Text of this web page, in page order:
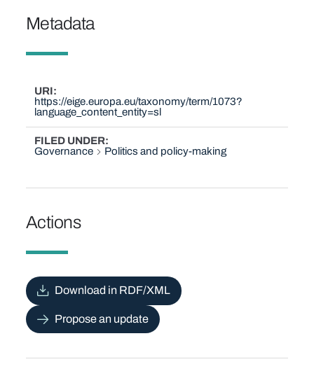
Metadata
URI
https://eige.europa.eu/taxonomy/term/1073?
language_content_entity=sl
FILED UNDER
Governance
Politics and policy-making
Actions
Download in RDF/XML
Propose an update